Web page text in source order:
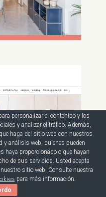
personalizar el contenido y los
y analizar el tráfico. Además,
haga del sitio web con nuestros
y análisis web, quienes pueden
haya proporcionado o que hayan
de sus servicios. Usted acepta
sitio web. Consulte nuestra
para más información.